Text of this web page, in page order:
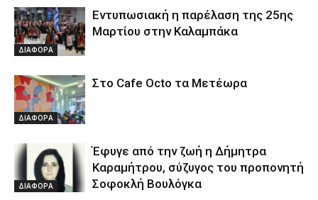
ΔΙΑΦΟΡΑ
Εντυπωσιακή η παρέλαση της 25ης
Μαρτίου στην Καλαμπάκα
ΔΙΑΦΟΡΑ
Στο Cafe Octo τα Μετέωρα
ΔΙΑΦΟΡΑ
Έφυγε από την ζωή η Δήμητρα
Καραμήτρου, σύζυγος του προπονητή
Σοφοκλή Βουλόγκα